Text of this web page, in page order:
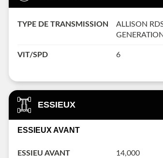
TYPE DE TRANSMISSION
ALLISON
VIT/SPD 6
ESSIEUX
ESSIEUX AVANT
ESSIEU AVANT 14,000